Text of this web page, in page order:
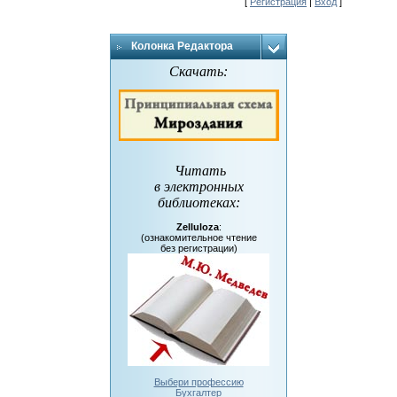
Колонка Редактора
Скачать:
Читать
в электронных
библиотеках:
Zelluloza:
(ознакомительное чтение
без регистрации)
Выбери профессию
Бухгалтер